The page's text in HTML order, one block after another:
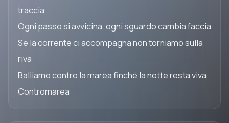
traccia
Ogni passo si avvicina, ogni sguardo cambia faccia
Se la corrente ci accompagna non torniamo sulla
riva
Balliamo contro la marea finché la notte resta viva
Contromarea